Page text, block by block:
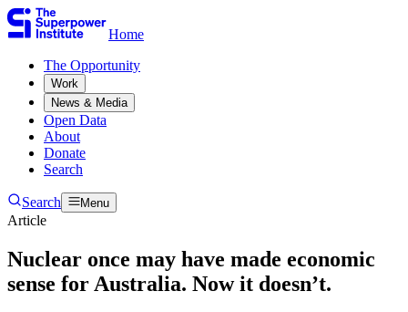
Home
The Opportunity​​​​‌ ‍ ​‍​‍‌‍ ‌ ​‍‌‍‍‌‌‍‌ ‌‍‍‌‌‍ ‍​‍​‍​ ‍‍​‍​‍‌ ​ ‌‍​‌‌‍ ‍‌‍‍‌‌ ‌​‌ ‍‌​‍ ‍‌‍‍‌‌‍ ​‍​‍​‍ ​​‍​‍‌‍‍​‌ ​‍‌‍‌‌‌‍‌‍​‍​‍​ ‍‍​‍​‍‌‍‍​‌ ‌​‌ ‌​‌ ​​​ ‍‍​‍ ​‍ ‌‍ ​‌‍ ‌‍​ ‌‍​‌‌‍ ​‌‍‍​‌‍ ‌ ​ ‌ ‌​​ ‍‍​ ​ ​ ​ ​ ​ ​ ​ ​‍ ‌‍‍‌‌‍ ‍‌ ‌​‌‍‌‌‌‍ ‍‌ ‌​​‍ ‌‍‌‌‌‍‌​‌‍‍‌‌ ‌​​‍ ‌‍ ‌‌‍ ‌‍‌​‌‍‌‌​ ‌‌ ​​‌ ​‍‌‍‌‌‌ ​ ‌‍‌‌‌‍ ‍‌ ‌​‌‍​‌‌ ‌​‌‍‍‌‌‍ ‌‍ ‍​ ‍ ‌‍‍‌‌‍‌​​ ‌​ ​‍​ ‌‍​ ‌‌​ ‌‍​ ​​‌‍‌‌​ ‍​​ ​​​‍ ‌​ ‌ ​ ‌​​ ‌‍​ ‌‌​‍ ‌​ ‌​​ ‍​​ ​ ​ ‍‌​‍ ‌​ ‍​​ ‌‍​ ​‍​ ‍‌​‍ ‌​ ‌‌​ ‌‌​ ‌ ​ ​‍‌‍‌‍​ ‍​​ ​‍​ ‍‌​ ‌‌​ ‍​​ ​​‌‍‌‌​ ‍ ‌ ‌​‌ ‍‌‌ ​​‌‍‌‌​ ‌‌ ​ ‌‍‌‌‌ ‌​‌ ‌​‌‍‍‌‌‍ ‍‌‍‌ ‌ ​ ​ ‍ ‌ ​​‌‍​‌‌ ‌​‌‍‍​​ ‌‌ ​ ‌‍‍‌‌ ‌​‌‍‌‌‌​ ‍‌‍​‌‌ ‌‍‌​‍‌‌ ‌​‌‍‌‌‌‍ ‌‌ ​ ​‍‌‌​ ‌‌‌​​‍‌‌ ‌‍‍ ‌‍‌‌‌ ‍‌​‍‌‌​ ​ ‌​‌​​‍‌‌​ ​ ‌​‌​​‍‌‌​ ​‍​ ​‍‌‍‌‌‌‍​‍‌‍‌‌‌‍​ ‌‍​‍‌‍​‌​ ​​​ ​​​ ​​​ ‌​​ ​​‌‍​ ​‍‌‌​ ​‍​ ​‍​‍‌‌​ ‌‌‌​‌​​‍ ‍‌‍ ​‌‍​‌‌‍​‍‌‍‌‌‌‍ ​​ ‌‍​‍‌‍​‌‌ ​ ‌‍‌‌‌‌‌‌‌ ​‍‌‍ ​​ ‌‌‍‍​‌ ‌​‌ ‌​‌ ​​​‍‌‌​ ​ ‌​​‌​‍‌‌​ ​‍‌​‌‍​‍‌‌​ ​‍‌​‌‍‌‍ ​‌‍ ‌‍​ ‌‍​‌‌‍ ​‌‍‍​‌‍ ‌ ​ ‌ ‌​​‍‌‌​ ​ ‌​​‌​ ​ ​ ​ ​ ​ ​ ​ ​‍‌‍‌‍‍‌‌‍‌​​ ‌​ ​‍​ ‌‍​ ‌‌​ ‌‍​ ​​‌‍‌‌​ ‍​​ ​​​‍ ‌​ ‌ ​ ‌​​ ‌‍​ ‌‌​‍ ‌​ ‌​​ ‍​​ ​ ​ ‍‌​‍ ‌​ ‍​​ ‌‍​ ​‍​ ‍‌​‍ ‌​ ‌‌​ ‌‌​ ‌ ​ ​‍‌‍‌‍​ ‍​​ ​‍​ ‍‌​ ‌‌​ ‍​​ ​​‌‍‌‌​‍‌‍‌ ‌​‌ ‍‌‌ ​​‌‍‌‌​ ‌‌ ​ ‌‍‌‌‌ ‌​‌ ‌​‌‍‍‌‌‍ ‍‌‍‌ ‌ ​ ​‍‌‍‌ ​​‌‍​‌‌ ‌​‌‍‍​​ ‌‌ ​ ‌‍‍‌‌ ‌​‌‍‌‌‌​ ‍‌‍​‌‌ ‌‍‌​‍‌‌ ‌​‌‍‌‌‌‍ ‌‌ ​ ​‍‌‌​ ‌‌‌​​‍‌‌ ‌‍‍ ‌‍‌‌‌ ‍‌​‍‌‌​ ​ ‌​‌​​‍‌‌​ ​ ‌​‌​​‍‌‌​ ​‍​ ​‍‌‍‌‌‌‍​‍‌‍‌‌‌‍​ ‌‍​‍‌‍​‌​ ​​​ ​​​ ​​​ ‌​​ ​​‌‍​ ​‍‌‌​ ​‍​ ​‍​‍‌‌​ ‌‌‌​‌​​‍ ‍‌‍ ​‌‍​‌‌‍​‍‌‍‌‌‌‍ ​​‍‌‍‌ ​​‌‍‌‌‌ ​‍‌ ​ ‌ ​​‌‍‌‌‌‍​ ‌ ‌​‌‍‍‌‌ ‌‍‌‍‌‌​ ‌‌ ​​‌ ‌‌‌‍​‍‌‍ ​‌‍‍‌‌ ​ ‌‍‍​‌‍‌‌‌‍‌​​‍​‍‌ ‌
Work​​​​‌ ‍ ​‍​‍‌‍ ‌ ​‍‌‍‍‌‌‍‌ ‌‍‍‌‌‍ ‍​‍​‍​ ‍‍​‍​‍‌ ​ ‌‍​‌‌‍ ‍‌‍‍‌‌ ‌​‌ ‍‌​‍ ‍‌‍‍‌‌‍ ​‍​‍​‍ ​​‍​‍‌‍‍​‌ ​‍‌‍‌‌‌‍‌‍​‍​‍​ ‍‍​‍​‍‌‍‍​‌ ‌​‌ ‌​‌ ​​​ ‍‍​‍ ​‍ ‌‍ ​‌‍ ‌‍​ ‌‍​‌‌‍ ​‌‍‍​‌‍ ‌ ​ ‌ ‌​​ ‍‍​ ​ ​ ​ ​ ​ ​ ​ ​‍ ‌‍‍‌‌‍ ‍‌ ‌​‌‍‌‌‌‍ ‍‌ ‌​​‍ ‌‍‌‌‌‍‌​‌‍‍‌‌ ‌​​‍ ‌‍ ‌‌‍ ‌‍‌​‌‍‌‌​ ‌‌ ​​‌ ​‍‌‍‌‌‌ ​ ‌‍‌‌‌‍ ‍‌ ‌​‌‍​‌‌ ‌​‌‍‍‌‌‍ ‌‍ ‍​ ‍ ‌‍‍‌‌‍‌​​ ‌​ ​‍​ ‌‍​ ‌‌​ ‌‍​ ​​‌‍‌‌​ ‍​​ ​​​‍ ‌​ ‌ ​ ‌​​ ‌‍​ ‌‌​‍ ‌​ ‌​​ ‍​​ ​ ​ ‍‌​‍ ‌​ ‍​​ ‌‍​ ​‍​ ‍‌​‍ ‌​ ‌‌​ ‌‌​ ‌ ​ ​‍‌‍‌‍​ ‍​​ ​‍​ ‍‌​ ‌‌​ ‍​​ ​​‌‍‌‌​ ‍ ‌ ‌​‌ ‍‌‌ ​​‌‍‌‌​ ‌‌ ​ ‌‍‌‌‌ ‌​‌ ‌​‌‍‍‌‌‍ ‍‌‍‌ ‌ ​ ​ ‍ ‌ ​​‌‍​‌‌ ‌​‌‍‍​​ ‌‌ ​ ‌‍‍‌‌ ‌​‌‍‌‌‌​ ‍‌‍​‌‌ ‌‍‌​‍‌‌ ‌​‌‍‌‌‌‍ ‌‌ ​ ​‍‌‌​ ‌‌‌​​‍‌‌ ‌‍‍ ‌‍‌‌‌ ‍‌​‍‌‌​ ​ ‌​‌​​‍‌‌​ ​ ‌​‌​​‍‌‌​ ​‍​ ​‍​ ‌‌​ ​​‌‍‌‍‌‍​‌‌‍‌​​ ‌‌​ ‌ ‌‍‌‍​ ‌ ‌‍​‌‌‍‌‌​ ​‍​ ‌ ​ ‌​‌‍‌‌​ ‍‌‌‍​ ​ ​​‌‍‌​​ ‍‌​ ​ ​ ‌‌​ ‌‌​ ​‍​ ‌ ​ ‌ ​ ‌‌‌‍‌​‌‍​‌​ ‍‌​ ​​​ ‌ ​‍‌‌​ ​‍​ ​‍​‍‌‌​ ‌‌‌​‌​​‍ ‍‌‍ ​‌‍​‌‌‍​‍‌‍‌‌‌‍ ​​ ‌‍​‍‌‍​‌‌ ​ ‌‍‌‌‌‌‌‌‌ ​‍‌‍ ​​ ‌‌‍‍​‌ ‌​‌ ‌​‌ ​​​‍‌‌​ ​ ‌​​‌​‍‌‌​ ​‍‌​‌‍​‍‌‌​ ​‍‌​‌‍‌‍ ​‌‍ ‌‍​ ‌‍​‌‌‍ ​‌‍‍​‌‍ ‌ ​ ‌ ‌​​‍‌‌​ ​ ‌​​‌​ ​ ​ ​ ​ ​ ​ ​ ​‍‌‍‌‍‍‌‌‍‌​​ ‌​ ​‍​ ‌‍​ ‌‌​ ‌‍​ ​​‌‍‌‌​ ‍​​ ​​​‍ ‌​ ‌ ​ ‌​​ ‌‍​ ‌‌​‍ ‌​ ‌​​ ‍​​ ​ ​ ‍‌​‍ ‌​ ‍​​ ‌‍​ ​‍​ ‍‌​‍ ‌​ ‌‌​ ‌‌​ ‌ ​ ​‍‌‍‌‍​ ‍​​ ​‍​ ‍‌​ ‌‌​ ‍​​ ​​‌‍‌‌​‍‌‍‌ ‌​‌ ‍‌‌ ​​‌‍‌‌​ ‌‌ ​ ‌‍‌‌‌ ‌​‌ ‌​‌‍‍‌‌‍ ‍‌‍‌ ‌ ​ ​‍‌‍‌ ​​‌‍​‌‌ ‌​‌‍‍​​ ‌‌ ​ ‌‍‍‌‌ ‌​‌‍‌‌‌​ ‍‌‍​‌‌ ‌‍‌​‍‌‌ ‌​‌‍‌‌‌‍ ‌‌ ​ ​‍‌‌​ ‌‌‌​​‍‌‌ ‌‍‍ ‌‍‌‌‌ ‍‌​‍‌‌​ ​ ‌​‌​​‍‌‌​ ​ ‌​‌​​‍‌‌​ ​‍​ ​‍​ ‌‌​ ​​‌‍‌‍‌‍​‌‌‍‌​​ ‌‌​ ‌ ‌‍‌‍​ ‌ ‌‍​‌‌‍‌‌​ ​‍​ ‌ ​ ‌​‌‍‌‌​ ‍‌‌‍​ ​ ​​‌‍‌​​ ‍‌​ ​ ​ ‌‌​ ‌‌​ ​‍​ ‌ ​ ‌ ​ ‌‌‌‍‌​‌‍​‌​ ‍‌​ ​​​ ‌ ​‍‌‌​ ​‍​ ​‍​‍‌‌​ ‌‌‌​‌​​‍ ‍‌‍ ​‌‍​‌‌‍​‍‌‍‌‌‌‍ ​​‍‌‍‌ ​​‌‍‌‌‌ ​‍‌ ​ ‌ ​​‌‍‌‌‌‍​ ‌ ‌​‌‍‍‌‌ ‌‍‌‍‌‌​ ‌‌ ​​‌ ‌‌‌‍​‍‌‍ ​‌‍‍‌‌ ​ ‌‍‍​‌‍‌‌‌‍‌​​‍​‍‌ ‌
News & Media​​​​‌ ‍ ​‍​‍‌‍ ‌ ​‍‌‍‍‌‌‍‌ ‌‍‍‌‌‍ ‍​‍​‍​ ‍‍​‍​‍‌ ​ ‌‍​‌‌‍ ‍‌‍‍‌‌ ‌​‌ ‍‌​‍ ‍‌‍‍‌‌‍ ​‍​‍​‍ ​​‍​‍‌‍‍​‌ ​‍‌‍‌‌‌‍‌‍​‍​‍​ ‍‍​‍​‍‌‍‍​‌ ‌​‌ ‌​‌ ​​​ ‍‍​‍ ​‍ ‌‍ ​‌‍ ‌‍​ ‌‍​‌‌‍ ​‌‍‍​‌‍ ‌ ​ ‌ ‌​​ ‍‍​ ​ ​ ​ ​ ​ ​ ​ ​‍ ‌‍‍‌‌‍ ‍‌ ‌​‌‍‌‌‌‍ ‍‌ ‌​​‍ ‌‍‌‌‌‍‌​‌‍‍‌‌ ‌​​‍ ‌‍ ‌‌‍ ‌‍‌​‌‍‌‌​ ‌‌ ​​‌ ​‍‌‍‌‌‌ ​ ‌‍‌‌‌‍ ‍‌ ‌​‌‍​‌‌ ‌​‌‍‍‌‌‍ ‌‍ ‍​ ‍ ‌‍‍‌‌‍‌​​ ‌​ ​‍​ ‌‍​ ‌‌​ ‌‍​ ​​‌‍‌‌​ ‍​​ ​​​‍ ‌​ ‌ ​ ‌​​ ‌‍​ ‌‌​‍ ‌​ ‌​​ ‍​​ ​ ​ ‍‌​‍ ‌​ ‍​​ ‌‍​ ​‍​ ‍‌​‍ ‌​ ‌‌​ ‌‌​ ‌ ​ ​‍‌‍‌‍​ ‍​​ ​‍​ ‍‌​ ‌‌​ ‍​​ ​​‌‍‌‌​ ‍ ‌ ‌​‌ ‍‌‌ ​​‌‍‌‌​ ‌‌ ​ ‌‍‌‌‌ ‌​‌ ‌​‌‍‍‌‌‍ ‍‌‍‌ ‌ ​ ​ ‍ ‌ ​​‌‍​‌‌ ‌​‌‍‍​​ ‌‌ ​ ‌‍‍‌‌ ‌​‌‍‌‌‌​ ‍‌‍​‌‌ ‌‍‌​‍‌‌ ‌​‌‍‌‌‌‍ ‌‌ ​ ​‍‌‌​ ‌‌‌​​‍‌‌ ‌‍‍ ‌‍‌‌‌ ‍‌​‍‌‌​ ​ ‌​‌​​‍‌‌​ ​ ‌​‌​​‍‌‌​ ​‍​ ​‍​ ​​​ ​ ​ ‌‌​ ‍‌​ ‌‍‌‍‌‌‌‍‌​‌‍‌‌​ ‍​​ ​​​ ‌ ​ ‌‌​‍‌‌​ ​‍​ ​‍​‍‌‌​ ‌‌‌​‌​​‍ ‍‌‍ ​‌‍​‌‌‍​‍‌‍‌‌‌‍ ​​ ‌‍​‍‌‍​‌‌ ​ ‌‍‌‌‌‌‌‌‌ ​‍‌‍ ​​ ‌‌‍‍​‌ ‌​‌ ‌​‌ ​​​‍‌‌​ ​ ‌​​‌​‍‌‌​ ​‍‌​‌‍​‍‌‌​ ​‍‌​‌‍‌‍ ​‌‍ ‌‍​ ‌‍​‌‌‍ ​‌‍‍​‌‍ ‌ ​ ‌ ‌​​‍‌‌​ ​ ‌​​‌​ ​ ​ ​ ​ ​ ​ ​ ​‍‌‍‌‍‍‌‌‍‌​​ ‌​ ​‍​ ‌‍​ ‌‌​ ‌‍​ ​​‌‍‌‌​ ‍​​ ​​​‍ ‌​ ‌ ​ ‌​​ ‌‍​ ‌‌​‍ ‌​ ‌​​ ‍​​ ​ ​ ‍‌​‍ ‌​ ‍​​ ‌‍​ ​‍​ ‍‌​‍ ‌​ ‌‌​ ‌‌​ ‌ ​ ​‍‌‍‌‍​ ‍​​ ​‍​ ‍‌​ ‌‌​ ‍​​ ​​‌‍‌‌​‍‌‍‌ ‌​‌ ‍‌‌ ​​‌‍‌‌​ ‌‌ ​ ‌‍‌‌‌ ‌​‌ ‌​‌‍‍‌‌‍ ‍‌‍‌ ‌ ​ ​‍‌‍‌ ​​‌‍​‌‌ ‌​‌‍‍​​ ‌‌ ​ ‌‍‍‌‌ ‌​‌‍‌‌‌​ ‍‌‍​‌‌ ‌‍‌​‍‌‌ ‌​‌‍‌‌‌‍ ‌‌ ​ ​‍‌‌​ ‌‌‌​​‍‌‌ ‌‍‍ ‌‍‌‌‌ ‍‌​‍‌‌​ ​ ‌​‌​​‍‌‌​ ​ ‌​‌​​‍‌‌​ ​‍​ ​‍​ ​​​ ​ ​ ‌‌​ ‍‌​ ‌‍‌‍‌‌‌‍‌​‌‍‌‌​ ‍​​ ​​​ ‌ ​ ‌‌​‍‌‌​ ​‍​ ​‍​‍‌‌​ ‌‌‌​‌​​‍ ‍‌‍ ​‌‍​‌‌‍​‍‌‍‌‌‌‍ ​​‍‌‍‌ ​​‌‍‌‌‌ ​‍‌ ​ ‌ ​​‌‍‌‌‌‍​ ‌ ‌​‌‍‍‌‌ ‌‍‌‍‌‌​ ‌‌ ​​‌ ‌‌‌‍​‍‌‍ ​‌‍‍‌‌ ​ ‌‍‍​‌‍‌‌‌‍‌​​‍​‍‌ ‌
Open Data​​​​‌ ‍ ​‍​‍‌‍ ‌ ​‍‌‍‍‌‌‍‌ ‌‍‍‌‌‍ ‍​‍​‍​ ‍‍​‍​‍‌ ​ ‌‍​‌‌‍ ‍‌‍‍‌‌ ‌​‌ ‍‌​‍ ‍‌‍‍‌‌‍ ​‍​‍​‍ ​​‍​‍‌‍‍​‌ ​‍‌‍‌‌‌‍‌‍​‍​‍​ ‍‍​‍​‍‌‍‍​‌ ‌​‌ ‌​‌ ​​​ ‍‍​‍ ​‍ ‌‍ ​‌‍ ‌‍​ ‌‍​‌‌‍ ​‌‍‍​‌‍ ‌ ​ ‌ ‌​​ ‍‍​ ​ ​ ​ ​ ​ ​ ​ ​‍ ‌‍‍‌‌‍ ‍‌ ‌​‌‍‌‌‌‍ ‍‌ ‌​​‍ ‌‍‌‌‌‍‌​‌‍‍‌‌ ‌​​‍ ‌‍ ‌‌‍ ‌‍‌​‌‍‌‌​ ‌‌ ​​‌ ​‍‌‍‌‌‌ ​ ‌‍‌‌‌‍ ‍‌ ‌​‌‍​‌‌ ‌​‌‍‍‌‌‍ ‌‍ ‍​ ‍ ‌‍‍‌‌‍‌​​ ‌​ ​‍​ ‌‍​ ‌‌​ ‌‍​ ​​‌‍‌‌​ ‍​​ ​​​‍ ‌​ ‌ ​ ‌​​ ‌‍​ ‌‌​‍ ‌​ ‌​​ ‍​​ ​ ​ ‍‌​‍ ‌​ ‍​​ ‌‍​ ​‍​ ‍‌​‍ ‌​ ‌‌​ ‌‌​ ‌ ​ ​‍‌‍‌‍​ ‍​​ ​‍​ ‍‌​ ‌‌​ ‍​​ ​​‌‍‌‌​ ‍ ‌ ‌​‌ ‍‌‌ ​​‌‍‌‌​ ‌‌ ​ ‌‍‌‌‌ ‌​‌ ‌​‌‍‍‌‌‍ ‍‌‍‌ ‌ ​ ​ ‍ ‌ ​​‌‍​‌‌ ‌​‌‍‍​​ ‌‌ ​ ‌‍‍‌‌ ‌​‌‍‌‌‌​ ‍‌‍​‌‌ ‌‍‌​‍‌‌ ‌​‌‍‌‌‌‍ ‌‌ ​ ​‍‌‌​ ‌‌‌​​‍‌‌ ‌‍‍ ‌‍‌‌‌ ‍‌​‍‌‌​ ​ ‌​‌​​‍‌‌​ ​ ‌​‌​​‍‌‌​ ​‍​ ​‍​ ‍​‌‍‌‍‌‍‌​​ ​ ​ ‍​‌‍​‍‌‍‌‌‌‍​ ​ ​‍‌‍​‍​ ‍‌​ ​ ​‍‌‌​ ​‍​ ​‍​‍‌‌​ ‌‌‌​‌​​‍ ‍‌‍ ​‌‍​‌‌‍​‍‌‍‌‌‌‍ ​​ ‌‍​‍‌‍​‌‌ ​ ‌‍‌‌‌‌‌‌‌ ​‍‌‍ ​​ ‌‌‍‍​‌ ‌​‌ ‌​‌ ​​​‍‌‌​ ​ ‌​​‌​‍‌‌​ ​‍‌​‌‍​‍‌‌​ ​‍‌​‌‍‌‍ ​‌‍ ‌‍​ ‌‍​‌‌‍ ​‌‍‍​‌‍ ‌ ​ ‌ ‌​​‍‌‌​ ​ ‌​​‌​ ​ ​ ​ ​ ​ ​ ​ ​‍‌‍‌‍‍‌‌‍‌​​ ‌​ ​‍​ ‌‍​ ‌‌​ ‌‍​ ​​‌‍‌‌​ ‍​​ ​​​‍ ‌​ ‌ ​ ‌​​ ‌‍​ ‌‌​‍ ‌​ ‌​​ ‍​​ ​ ​ ‍‌​‍ ‌​ ‍​​ ‌‍​ ​‍​ ‍‌​‍ ‌​ ‌‌​ ‌‌​ ‌ ​ ​‍‌‍‌‍​ ‍​​ ​‍​ ‍‌​ ‌‌​ ‍​​ ​​‌‍‌‌​‍‌‍‌ ‌​‌ ‍‌‌ ​​‌‍‌‌​ ‌‌ ​ ‌‍‌‌‌ ‌​‌ ‌​‌‍‍‌‌‍ ‍‌‍‌ ‌ ​ ​‍‌‍‌ ​​‌‍​‌‌ ‌​‌‍‍​​ ‌‌ ​ ‌‍‍‌‌ ‌​‌‍‌‌‌​ ‍‌‍​‌‌ ‌‍‌​‍‌‌ ‌​‌‍‌‌‌‍ ‌‌ ​ ​‍‌‌​ ‌‌‌​​‍‌‌ ‌‍‍ ‌‍‌‌‌ ‍‌​‍‌‌​ ​ ‌​‌​​‍‌‌​ ​ ‌​‌​​‍‌‌​ ​‍​ ​‍​ ‍​‌‍‌‍‌‍‌​​ ​ ​ ‍​‌‍​‍‌‍‌‌‌‍​ ​ ​‍‌‍​‍​ ‍‌​ ​ ​‍‌‌​ ​‍​ ​‍​‍‌‌​ ‌‌‌​‌​​‍ ‍‌‍ ​‌‍​‌‌‍​‍‌‍‌‌‌‍ ​​‍‌‍‌ ​​‌‍‌‌‌ ​‍‌ ​ ‌ ​​‌‍‌‌‌‍​ ‌ ‌​‌‍‍‌‌ ‌‍‌‍‌‌​ ‌‌ ​​‌ ‌‌‌‍​‍‌‍ ​‌‍‍‌‌ ​ ‌‍‍​‌‍‌‌‌‍‌​​‍​‍‌ ‌
About​​​​‌ ‍ ​‍​‍‌‍ ‌ ​‍‌‍‍‌‌‍‌ ‌‍‍‌‌‍ ‍​‍​‍​ ‍‍​‍​‍‌ ​ ‌‍​‌‌‍ ‍‌‍‍‌‌ ‌​‌ ‍‌​‍ ‍‌‍‍‌‌‍ ​‍​‍​‍ ​​‍​‍‌‍‍​‌ ​‍‌‍‌‌‌‍‌‍​‍​‍​ ‍‍​‍​‍‌‍‍​‌ ‌​‌ ‌​‌ ​​​ ‍‍​‍ ​‍ ‌‍ ​‌‍ ‌‍​ ‌‍​‌‌‍ ​‌‍‍​‌‍ ‌ ​ ‌ ‌​​ ‍‍​ ​ ​ ​ ​ ​ ​ ​ ​‍ ‌‍‍‌‌‍ ‍‌ ‌​‌‍‌‌‌‍ ‍‌ ‌​​‍ ‌‍‌‌‌‍‌​‌‍‍‌‌ ‌​​‍ ‌‍ ‌‌‍ ‌‍‌​‌‍‌‌​ ‌‌ ​​‌ ​‍‌‍‌‌‌ ​ ‌‍‌‌‌‍ ‍‌ ‌​‌‍​‌‌ ‌​‌‍‍‌‌‍ ‌‍ ‍​ ‍ ‌‍‍‌‌‍‌​​ ‌​ ​‍​ ‌‍​ ‌‌​ ‌‍​ ​​‌‍‌‌​ ‍​​ ​​​‍ ‌​ ‌ ​ ‌​​ ‌‍​ ‌‌​‍ ‌​ ‌​​ ‍​​ ​ ​ ‍‌​‍ ‌​ ‍​​ ‌‍​ ​‍​ ‍‌​‍ ‌​ ‌‌​ ‌‌​ ‌ ​ ​‍‌‍‌‍​ ‍​​ ​‍​ ‍‌​ ‌‌​ ‍​​ ​​‌‍‌‌​ ‍ ‌ ‌​‌ ‍‌‌ ​​‌‍‌‌​ ‌‌ ​ ‌‍‌‌‌ ‌​‌ ‌​‌‍‍‌‌‍ ‍‌‍‌ ‌ ​ ​ ‍ ‌ ​​‌‍​‌‌ ‌​‌‍‍​​ ‌‌ ​ ‌‍‍‌‌ ‌​‌‍‌‌‌​ ‍‌‍​‌‌ ‌‍‌​‍‌‌ ‌​‌‍‌‌‌‍ ‌‌ ​ ​‍‌‌​ ‌‌‌​​‍‌‌ ‌‍‍ ‌‍‌‌‌ ‍‌​‍‌‌​ ​ ‌​‌​​‍‌‌​ ​ ‌​‌​​‍‌‌​ ​‍​ ​‍​ ‌‍​ ​ ‌‍‌‌‌‍​‌‌‍​‍‌‍‌​‌‍‌‌​ ​​​ ‌‍​ ‌ ​ ‌ ​ ‌‌​‍‌‌​ ​‍​ ​‍​‍‌‌​ ‌‌‌​‌​​‍ ‍‌‍ ​‌‍​‌‌‍​‍‌‍‌‌‌‍ ​​ ‌‍​‍‌‍​‌‌ ​ ‌‍‌‌‌‌‌‌‌ ​‍‌‍ ​​ ‌‌‍‍​‌ ‌​‌ ‌​‌ ​​​‍‌‌​ ​ ‌​​‌​‍‌‌​ ​‍‌​‌‍​‍‌‌​ ​‍‌​‌‍‌‍ ​‌‍ ‌‍​ ‌‍​‌‌‍ ​‌‍‍​‌‍ ‌ ​ ‌ ‌​​‍‌‌​ ​ ‌​​‌​ ​ ​ ​ ​ ​ ​ ​ ​‍‌‍‌‍‍‌‌‍‌​​ ‌​ ​‍​ ‌‍​ ‌‌​ ‌‍​ ​​‌‍‌‌​ ‍​​ ​​​‍ ‌​ ‌ ​ ‌​​ ‌‍​ ‌‌​‍ ‌​ ‌​​ ‍​​ ​ ​ ‍‌​‍ ‌​ ‍​​ ‌‍​ ​‍​ ‍‌​‍ ‌​ ‌‌​ ‌‌​ ‌ ​ ​‍‌‍‌‍​ ‍​​ ​‍​ ‍‌​ ‌‌​ ‍​​ ​​‌‍‌‌​‍‌‍‌ ‌​‌ ‍‌‌ ​​‌‍‌‌​ ‌‌ ​ ‌‍‌‌‌ ‌​‌ ‌​‌‍‍‌‌‍ ‍‌‍‌ ‌ ​ ​‍‌‍‌ ​​‌‍​‌‌ ‌​‌‍‍​​ ‌‌ ​ ‌‍‍‌‌ ‌​‌‍‌‌‌​ ‍‌‍​‌‌ ‌‍‌​‍‌‌ ‌​‌‍‌‌‌‍ ‌‌ ​ ​‍‌‌​ ‌‌‌​​‍‌‌ ‌‍‍ ‌‍‌‌‌ ‍‌​‍‌‌​ ​ ‌​‌​​‍‌‌​ ​ ‌​‌​​‍‌‌​ ​‍​ ​‍​ ‌‍​ ​ ‌‍‌‌‌‍​‌‌‍​‍‌‍‌​‌‍‌‌​ ​​​ ‌‍​ ‌ ​ ‌ ​ ‌‌​‍‌‌​ ​‍​ ​‍​‍‌‌​ ‌‌‌​‌​​‍ ‍‌‍ ​‌‍​‌‌‍​‍‌‍‌‌‌‍ ​​‍‌‍‌ ​​‌‍‌‌‌ ​‍‌ ​ ‌ ​​‌‍‌‌‌‍​ ‌ ‌​‌‍‍‌‌ ‌‍‌‍‌‌​ ‌‌ ​​‌ ‌‌‌‍​‍‌‍ ​‌‍‍‌‌ ​ ‌‍‍​‌‍‌‌‌‍‌​​‍​‍‌ ‌
Donate​​​​‌ ‍ ​‍​‍‌‍ ‌ ​‍‌‍‍‌‌‍‌ ‌‍‍‌‌‍ ‍​‍​‍​ ‍‍​‍​‍‌ ​ ‌‍​‌‌‍ ‍‌‍‍‌‌ ‌​‌ ‍‌​‍ ‍‌‍‍‌‌‍ ​‍​‍​‍ ​​‍​‍‌‍‍​‌ ​‍‌‍‌‌‌‍‌‍​‍​‍​ ‍‍​‍​‍‌‍‍​‌ ‌​‌ ‌​‌ ​​​ ‍‍​‍ ​‍ ‌‍ ​‌‍ ‌‍​ ‌‍​‌‌‍ ​‌‍‍​‌‍ ‌ ​ ‌ ‌​​ ‍‍​ ​ ​ ​ ​ ​ ​ ​ ​‍ ‌‍‍‌‌‍ ‍‌ ‌​‌‍‌‌‌‍ ‍‌ ‌​​‍ ‌‍‌‌‌‍‌​‌‍‍‌‌ ‌​​‍ ‌‍ ‌‌‍ ‌‍‌​‌‍‌‌​ ‌‌ ​​‌ ​‍‌‍‌‌‌ ​ ‌‍‌‌‌‍ ‍‌ ‌​‌‍​‌‌ ‌​‌‍‍‌‌‍ ‌‍ ‍​ ‍ ‌‍‍‌‌‍‌​​ ‌​ ​‍​ ‌‍​ ‌‌​ ‌‍​ ​​‌‍‌‌​ ‍​​ ​​​‍ ‌​ ‌ ​ ‌​​ ‌‍​ ‌‌​‍ ‌​ ‌​​ ‍​​ ​ ​ ‍‌​‍ ‌​ ‍​​ ‌‍​ ​‍​ ‍‌​‍ ‌​ ‌‌​ ‌‌​ ‌ ​ ​‍‌‍‌‍​ ‍​​ ​‍​ ‍‌​ ‌‌​ ‍​​ ​​‌‍‌‌​ ‍ ‌ ‌​‌ ‍‌‌ ​​‌‍‌‌​ ‌‌ ​ ‌‍‌‌‌ ‌​‌ ‌​‌‍‍‌‌‍ ‍‌‍‌ ‌ ​ ​ ‍ ‌ ​​‌‍​‌‌ ‌​‌‍‍​​ ‌‌ ​ ‌‍‍‌‌ ‌​‌‍‌‌‌​ ‍‌‍​‌‌ ‌‍‌​‍‌‌ ‌​‌‍‌‌‌‍ ‌‌ ​ ​‍‌‌​ ‌‌‌​​‍‌‌ ‌‍‍ ‌‍‌‌‌ ‍‌​‍‌‌​ ​ ‌​‌​​‍‌‌​ ​ ‌​‌​​‍‌‌​ ​‍​ ​‍​ ‌​​ ‍‌​ ‌‍​ ​ ​ ‍​‌‍​ ​ ‌‌​ ​‍‌‍‌‌​ ​‍​ ‌‌‌‍‌‌​‍‌‌​ ​‍​ ​‍​‍‌‌​ ‌‌‌​‌​​‍ ‍‌‍ ​‌‍​‌‌‍​‍‌‍‌‌‌‍ ​​ ‌‍​‍‌‍​‌‌ ​ ‌‍‌‌‌‌‌‌‌ ​‍‌‍ ​​ ‌‌‍‍​‌ ‌​‌ ‌​‌ ​​​‍‌‌​ ​ ‌​​‌​‍‌‌​ ​‍‌​‌‍​‍‌‌​ ​‍‌​‌‍‌‍ ​‌‍ ‌‍​ ‌‍​‌‌‍ ​‌‍‍​‌‍ ‌ ​ ‌ ‌​​‍‌‌​ ​ ‌​​‌​ ​ ​ ​ ​ ​ ​ ​ ​‍‌‍‌‍‍‌‌‍‌​​ ‌​ ​‍​ ‌‍​ ‌‌​ ‌‍​ ​​‌‍‌‌​ ‍​​ ​​​‍ ‌​ ‌ ​ ‌​​ ‌‍​ ‌‌​‍ ‌​ ‌​​ ‍​​ ​ ​ ‍‌​‍ ‌​ ‍​​ ‌‍​ ​‍​ ‍‌​‍ ‌​ ‌‌​ ‌‌​ ‌ ​ ​‍‌‍‌‍​ ‍​​ ​‍​ ‍‌​ ‌‌​ ‍​​ ​​‌‍‌‌​‍‌‍‌ ‌​‌ ‍‌‌ ​​‌‍‌‌​ ‌‌ ​ ‌‍‌‌‌ ‌​‌ ‌​‌‍‍‌‌‍ ‍‌‍‌ ‌ ​ ​‍‌‍‌ ​​‌‍​‌‌ ‌​‌‍‍​​ ‌‌ ​ ‌‍‍‌‌ ‌​‌‍‌‌‌​ ‍‌‍​‌‌ ‌‍‌​‍‌‌ ‌​‌‍‌‌‌‍ ‌‌ ​ ​‍‌‌​ ‌‌‌​​‍‌‌ ‌‍‍ ‌‍‌‌‌ ‍‌​‍‌‌​ ​ ‌​‌​​‍‌‌​ ​ ‌​‌​​‍‌‌​ ​‍​ ​‍​ ‌​​ ‍‌​ ‌‍​ ​ ​ ‍​‌‍​ ​ ‌‌​ ​‍‌‍‌‌​ ​‍​ ‌‌‌‍‌‌​‍‌‌​ ​‍​ ​‍​‍‌‌​ ‌‌‌​‌​​‍ ‍‌‍ ​‌‍​‌‌‍​‍‌‍‌‌‌‍ ​​‍‌‍‌ ​​‌‍‌‌‌ ​‍‌ ​ ‌ ​​‌‍‌‌‌‍​ ‌ ‌​‌‍‍‌‌ ‌‍‌‍‌‌​ ‌‌ ​​‌ ‌‌‌‍​‍‌‍ ​‌‍‍‌‌ ​ ‌‍‍​‌‍‌‌‌‍‌​​‍​‍‌ ‌
Search
Search Menu
Article
Nuclear once may have made economic
sense for Australia. Now it doesn’t.​​​​‌ ‍ ​‍​‍‌‍ ‌ ​‍‌‍‍‌‌‍‌ ‌‍‍‌‌‍ ‍​‍​‍​ ‍‍​‍​‍‌ ​ ‌‍​‌‌‍ ‍‌‍‍‌‌ ‌​‌ ‍‌​‍ ‍‌‍‍‌‌‍ ​‍​‍​‍ ​​‍​‍‌‍‍​‌ ​‍‌‍‌‌‌‍‌‍​‍​‍​ ‍‍​‍​‍‌‍‍​‌ ‌​‌ ‌​‌ ​​​ ‍‍​‍ ​‍ ‌‍ ​‌‍ ‌‍​ ‌‍​‌‌‍ ​‌‍‍​‌‍ ‌ ​ ‌ ‌​​ ‍‍​ ​ ​ ​ ​ ​ ​ ​ ​‍ ‌‍‍‌‌‍ ‍‌ ‌​‌‍‌‌‌‍ ‍‌ ‌​​‍ ‌‍‌‌‌‍‌​‌‍‍‌‌ ‌​​‍ ‌‍ ‌‌‍ ‌‍‌​‌‍‌‌​ ‌‌ ​​‌ ​‍‌‍‌‌‌ ​ ‌‍‌‌‌‍ ‍‌ ‌​‌‍​‌‌ ‌​‌‍‍‌‌‍ ‌‍ ‍​ ‍ ‌‍‍‌‌‍‌​​ ‌​ ​​‌‍​‌​ ‌‍​ ‌‌​ ‍​​ ‌‍​ ​​‌‍​‌​‍ ‌‌‍‌‌​ ‌​​ ​​​ ‌​​‍ ‌​ ‌​​ ​ ​ ‍‌​ ‌​​‍ ‌‌‍​‍‌‍‌​‌‍​ ​ ‌ ​‍ ‌​ ​ ​ ​​​ ‍‌​ ‌ ​ ​‌​ ‌‌‌‍​‍​ ​‍‌‍​‌​ ​‍​ ‍‌​ ‍​​ ‍ ‌ ‌​‌ ‍‌‌ ​​‌‍‌‌​ ‌‌‍ ‍‌‍‌‌‌ ‌ ‌ ​ ​ ‍ ‌ ​​‌‍​‌‌ ‌​‌‍‍​​ ‌‌ ‌​‌‍‍‌‌ ‌​‌‍ ​‌‍‌‌​ ‌‍​‍‌‍​‌‌ ​ ‌‍‌‌‌‌‌‌‌ ​‍‌‍ ​​ ‌‌‍‍​‌ ‌​‌ ‌​‌ ​​​‍‌‌​ ​ ‌​​‌​‍‌‌​ ​‍‌​‌‍​‍‌‌​ ​‍‌​‌‍‌‍ ​‌‍ ‌‍​ ‌‍​‌‌‍ ​‌‍‍​‌‍ ‌ ​ ‌ ‌​​‍‌‌​ ​ ‌​​‌​ ​ ​ ​ ​ ​ ​ ​ ​‍‌‍‌‍‍‌‌‍‌​​ ‌​ ​​‌‍​‌​ ‌‍​ ‌‌​ ‍​​ ‌‍​ ​​‌‍​‌​‍ ‌‌‍‌‌​ ‌​​ ​​​ ‌​​‍ ‌​ ‌​​ ​ ​ ‍‌​ ‌​​‍ ‌‌‍​‍‌‍‌​‌‍​ ​ ‌ ​‍ ‌​ ​ ​ ​​​ ‍‌​ ‌ ​ ​‌​ ‌‌‌‍​‍​ ​‍‌‍​‌​ ​‍​ ‍‌​ ‍​​‍‌‍‌ ‌​‌ ‍‌‌ ​​‌‍‌‌​ ‌‌‍ ‍‌‍‌‌‌ ‌ ‌ ​ ​‍‌‍‌ ​​‌‍​‌‌ ‌​‌‍‍​​ ‌‌ ‌​‌‍‍‌‌ ‌​‌‍ ​‌‍‌‌​‍‌‍‌ ​​‌‍‌‌‌ ​‍‌ ​ ‌ ​​‌‍‌‌‌‍​ ‌ ‌​‌‍‍‌‌ ‌‍‌‍‌‌​ ‌‌ ​​‌ ‌‌‌‍​‍‌‍ ​‌‍‍‌‌ ​ ‌‍‍​‌‍‌‌‌‍‌​​‍​‍‌ ‌